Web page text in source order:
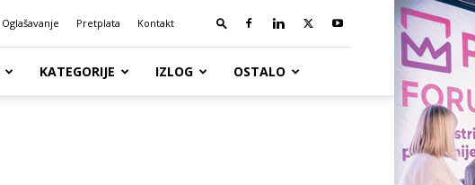
Oglašavanje Pretplata Kontakt
KATEGORIJE IZLOG OSTALO